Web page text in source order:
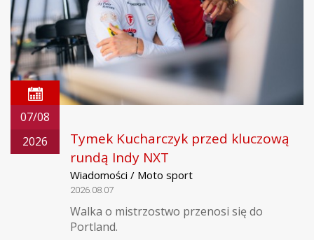
07/08
2026
Tymek Kucharczyk przed kluczową
rundą Indy NXT
Wiadomości / Moto sport
2026.08.07
Walka o mistrzostwo przenosi się do
Portland.